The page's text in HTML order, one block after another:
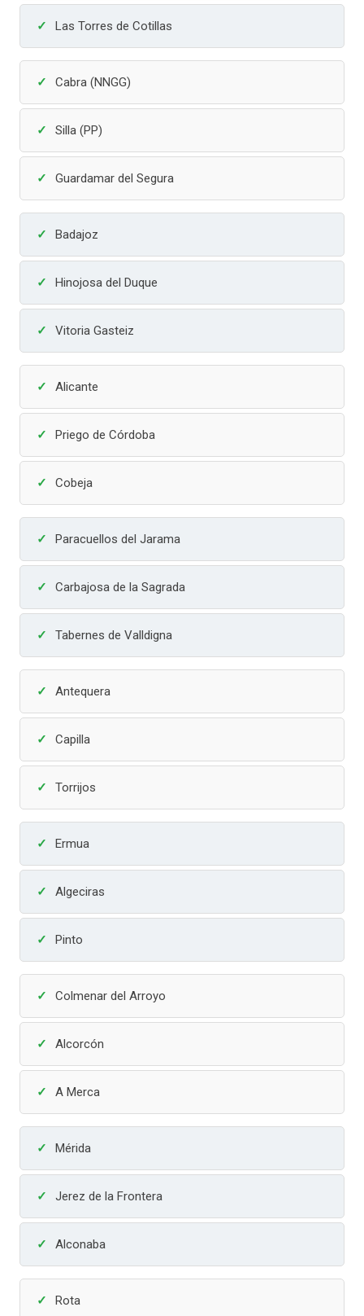
Las Torres de Cotillas
Cabra (NNGG)
Silla (PP)
Guardamar del Segura
Badajoz
Hinojosa del Duque
Vitoria Gasteiz
Alicante
Priego de Córdoba
Cobeja
Paracuellos del Jarama
Carbajosa de la Sagrada
Tabernes de Valldigna
Antequera
Capilla
Torrijos
Ermua
Algeciras
Pinto
Colmenar del Arroyo
Alcorcón
A Merca
Mérida
Jerez de la Frontera
Alconaba
Rota